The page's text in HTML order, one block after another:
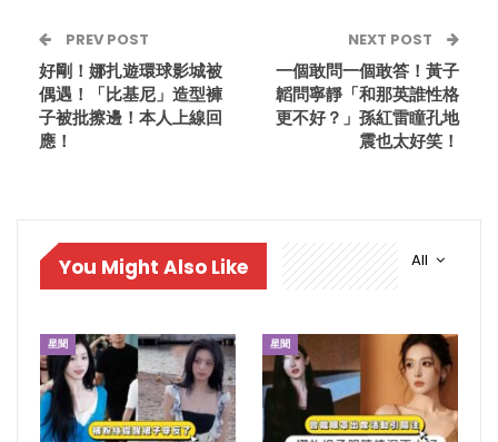
PREV POST
好剛！娜扎遊環球影城被
偶遇！「比基尼」造型褲
子被批擦邊！本人上線回
應！
NEXT POST
一個敢問一個敢答！黃子
韜問寧靜「和那英誰性格
更不好？」孫紅雷瞳孔地
震也太好笑！
All
You Might Also Like
星聞 星聞